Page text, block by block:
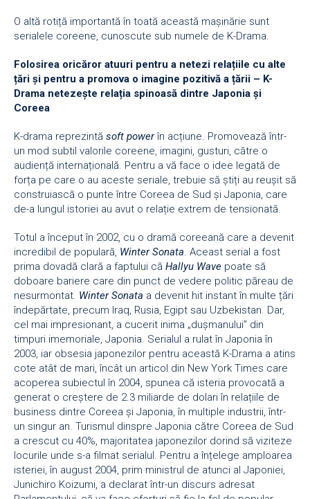
O altă rotiță importantă în toată această mașinărie sunt
serialele coreene, cunoscute sub numele de K-Drama.
Folosirea oricăror atuuri pentru a netezi relațiile cu alte
țări și pentru a promova o imagine pozitivă a țării – K-
Drama netezește relația spinoasă dintre Japonia și
Coreea
K-drama reprezintă soft powerîn acțiune. Promovează într-
un mod subtil valorile coreene, imagini, gusturi, către o
audiență internațională. Pentru a vă face o idee legată de
forța pe care o au aceste seriale, trebuie să știți au reușit să
construiască o punte între Coreea de Sud și Japonia, care
de-a lungul istoriei au avut o relație extrem de tensionată.
Totul a început în 2002, cu o dramă coreeană care a devenit
incredibil de populară, Winter Sonata. Aceast serial a fost
prima dovadă clară a faptului că Hallyu Wave poate să
doboare bariere care din punct de vedere politic păreau de
nesurmontat. Winter Sonata a devenit hit instant în multe țări
îndepărtate, precum Iraq, Rusia, Egipt sau Uzbekistan. Dar,
cel mai impresionant, a cucerit inima „dușmanului” din
timpuri imemoriale, Japonia. Serialul a rulat în Japonia în
2003, iar obsesia japonezilor pentru această K-Drama a atins
cote atât de mari, încât un articol din New York Times care
acoperea subiectul în 2004, spunea că isteria provocată a
generat o creștere de 2.3 miliarde de dolari în relațiile de
business dintre Coreea și Japonia, în multiple industrii, într-
un singur an. Turismul dinspre Japonia către Coreea de Sud
a crescut cu 40%, majoritatea japonezilor dorind să viziteze
locurile unde s-a filmat serialul. Pentru a înțelege amploarea
isteriei, în august 2004, prim ministrul de atunci al Japoniei,
Junichiro Koizumi, a declarat într-un discurs adresat